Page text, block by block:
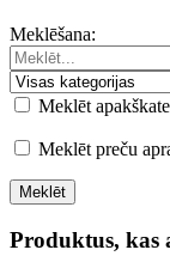
Meklēšana:
Meklēt
Meklēt preču
Produktus, kas